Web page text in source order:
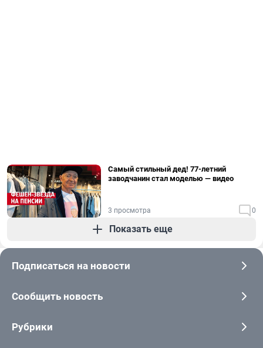
Самый стильный дед! 77-летний
заводчанин стал моделью — видео
3 просмотра 0
Показать еще
Подписаться на новости
Сообщить новость
Рубрики